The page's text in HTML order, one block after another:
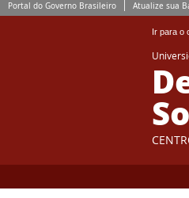
Portal do Governo Brasileiro Atualize sua
Ir para o